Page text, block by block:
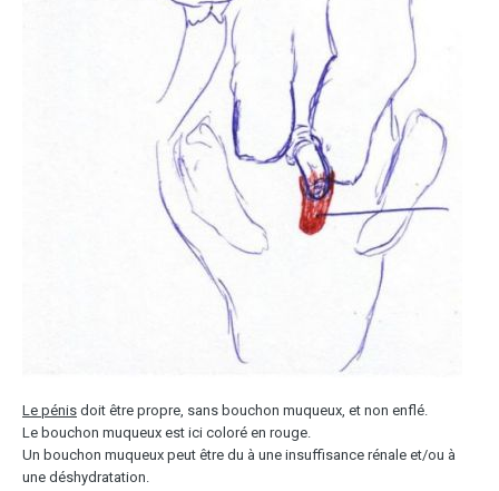
Le pénis doit être propre, sans bouchon muqueux, et non enflé.
Le bouchon muqueux est ici coloré en rouge.
Un bouchon muqueux peut être du à une insuffisance rénale et/ou à
une déshydratation.